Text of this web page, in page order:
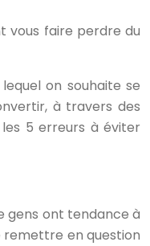
vous faire perdre du
on souhaite se
à travers des
5 erreurs à éviter
gens ont tendance à
remettre en question